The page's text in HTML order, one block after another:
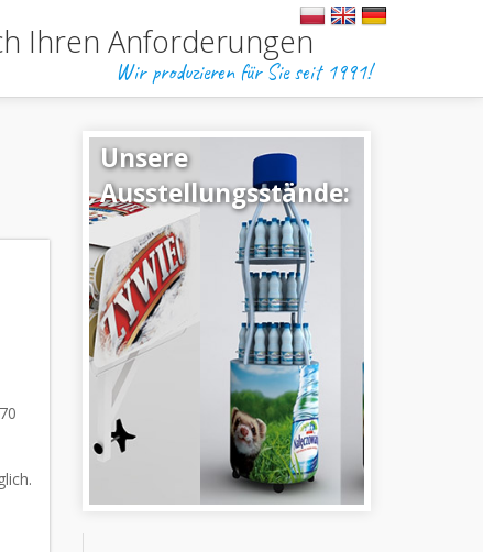
Ihren Anforderungen
Wir produzieren für Sie seit 1991!
.
Unsere
Ausstellungsstände: